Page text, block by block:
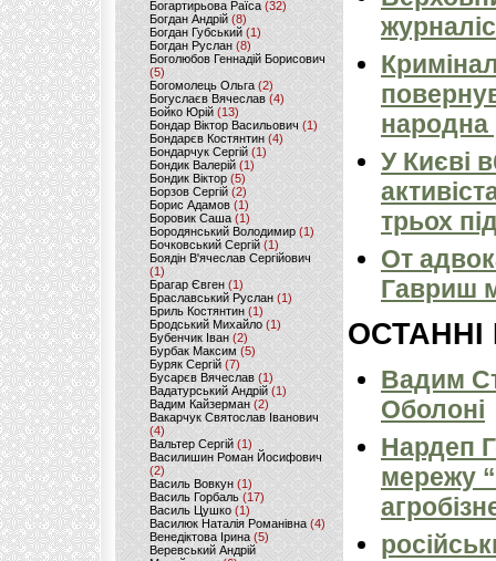
Богартирьова Раїса (32)
Богдан Андрій(8)
Богдан Губський (1)
Богдан Руслан(8)
Боголюбов Геннадій Борисович
(5)
Богомолець Ольга (2)
Богуслаєв Вячеслав (4)
Бойко Юрій (13)
Бондар Віктор Васильович (1)
Бондарєв Костянтин (4)
Бондарчук Сергій(1)
Бондик Валерій (1)
Бондик Віктор(5)
Борзов Сергiй (2)
Борис Адамов(1)
Боровик Саша (1)
Бородянський Володимир (1)
Бочковський Сергій (1)
Боядін В'ячеслав Сергійович
(1)
Брагар Євген (1)
Браславський Руслан (1)
Бриль Костянтин (1)
Бродський Михайло (1)
Бубенчик Іван(2)
Бурбак Максим (5)
Буряк Сергій (7)
Бусарєв Вячеслав (1)
Вадатурський Андрій (1)
Вадим Кайзерман (2)
Вакарчук Святослав Іванович
(4)
Вальтер Сергій (1)
Василишин Роман Йосифович
(2)
Василь Вовкун (1)
Василь Горбаль (17)
Василь Цушко (1)
Василюк Наталія Романівна (4)
Венедіктова Ірина(5)
Веревський Андрій
народна
У Києві
трьох
От
Гавриш
ОСТАННІ
Вадим
Оболоні
Нардеп
мережу